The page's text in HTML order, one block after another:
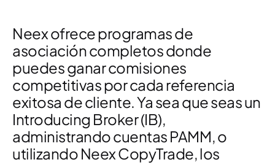
Neex ofrece programas de
asociación completos donde
puedes ganar comisiones
competitivas por cada referencia
exitosa de cliente. Ya sea que seas un
Introducing Broker (IB),
administrando cuentas PAMM, o
utilizando Neex CopyTrade, los